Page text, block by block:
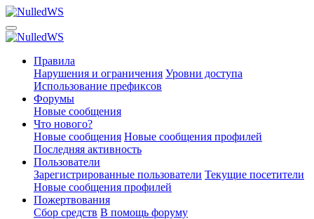
Правила
Нарушения и ограничения Уровни доступа
Использование префиксов
Форумы
Новые сообщения
Что нового?
Новые сообщения Новые сообщения профилей
Последняя активность
Пользователи
Зарегистрированные пользователи Текущие посетители
Новые сообщения профилей
Пожертвования
Сбор средств В помощь форуму